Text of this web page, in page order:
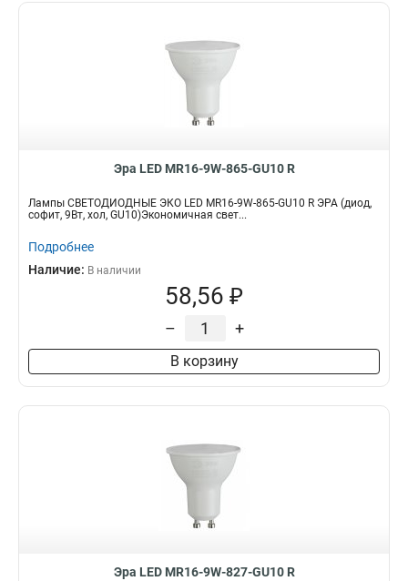
Эра LED MR16-9W-865-GU10 R
Лампы СВЕТОДИОДНЫЕ ЭКО LED MR16-9W-865-GU10 R ЭРА (диод,
софит, 9Вт, хол, GU10)Экономичная свет...
Подробнее
Наличие: В наличии
58,56 ₽
– +
В корзину
Эра LED MR16-9W-827-GU10 R